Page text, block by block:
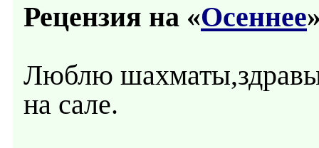
Рецензия на «Осеннее
Люблю
на сале.